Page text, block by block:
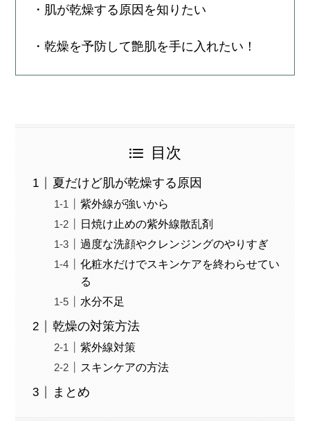
・肌が乾燥する原因を知りたい
・乾燥を予防して艶肌を手に入れたい！
目次
夏だけど肌が乾燥する原因
紫外線が強いから
日焼け止めの紫外線散乱剤
過度な洗顔やクレンジングのやりすぎ
化粧水だけでスキンケアを終わらせてい
る
水分不足
乾燥の対策方法
紫外線対策
スキンケアの方法
まとめ